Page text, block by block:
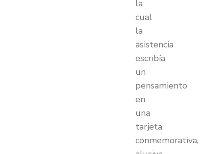
la
cual
la
asistencia
escribía
un
pensamiento
en
una
tarjeta
conmemorativa,